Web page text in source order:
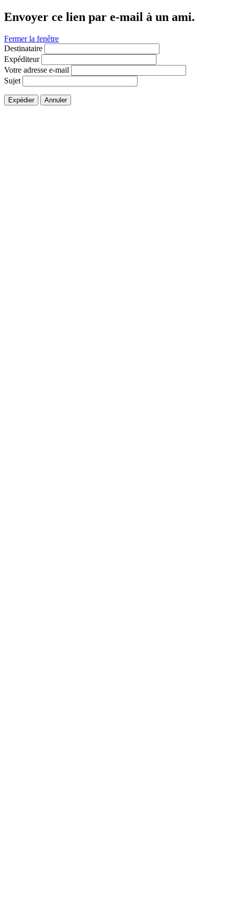
Envoyer ce lien par e-mail à un ami.
Fermer la fenêtre
Destinataire
Expéditeur
Votre adresse e-mail
Sujet
Expédier Annuler